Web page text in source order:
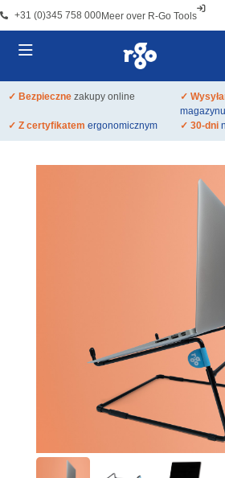
+31 (0)345 758 000Meer over R-Go Tools
✓ Bezpieczne zakupy online ✓
magazynu
✓ Z certyfikatem ergonomicznym ✓ 30-dni